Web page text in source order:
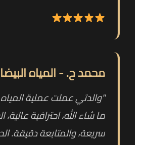
محمد ح. - المياه
"والدتي عملت عملية المياه
ما شاء الله، احترافية عالية،
سريعة، والمتابعة دقيقة.